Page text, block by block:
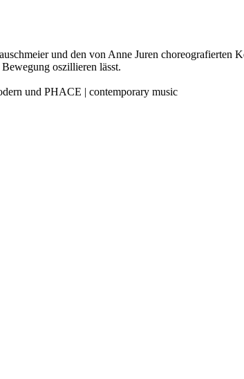
und den von Anne Juren choreografierten
oszillieren lässt.
und PHACE | contemporary music